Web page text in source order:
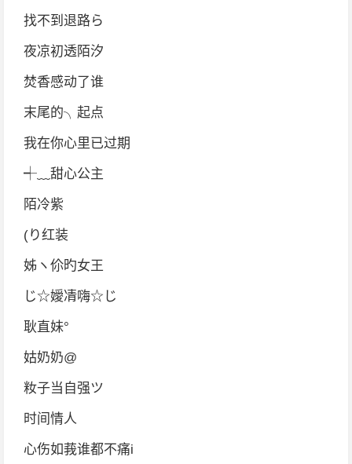
找不到退路ら
夜凉初透陌汐
焚香感动了谁
末尾的╮起点
我在你心里已过期
┽﹏甜心公主
陌冷紫
(り红装
姊ヽ伱旳女王
じ☆嬡凊嗨☆じ
耿直妹°
姑奶奶@
籹子当自强ツ
时间情人
心伤如莪谁都不痛i